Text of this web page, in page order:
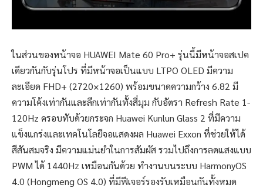
ในส่วนของหน้าจอ HUAWEI Mate 60 Pro+ รุ่นนี้มีหน้าจอสเปค
เดียวกันกับรุ่นโปร ที่มีหน้าจอเป็นแบบ LTPO OLED มีความ
ละเอียด FHD+ (2720×1260) พร้อมขนาดความกว้าง 6.82 มี
ความโค้งเท่ากันและลึกเท่ากันทั้งสี่มุม กับอัตรา Refresh Rate 1-
120Hz ครอบทับด้วยกระจก Huawei Kunlun Glass 2 ที่มีความ
แข็งแกร่งและเทคโนโลยีจอแสดงผล Huawei Exxon ที่ช่วยให้ได้
สีสันสมจริง มีความแม่นยำในการสัมผัส รวมไปถึงการลดแสงแบบ
PWM ได้ 1440Hz เหมือนกันด้วย ทำงานบนระบบ HarmonyOS
4.0 (Hongmeng OS 4.0) ที่มีฟีเจอร์รองรับเหมือนกันทั้งหมด